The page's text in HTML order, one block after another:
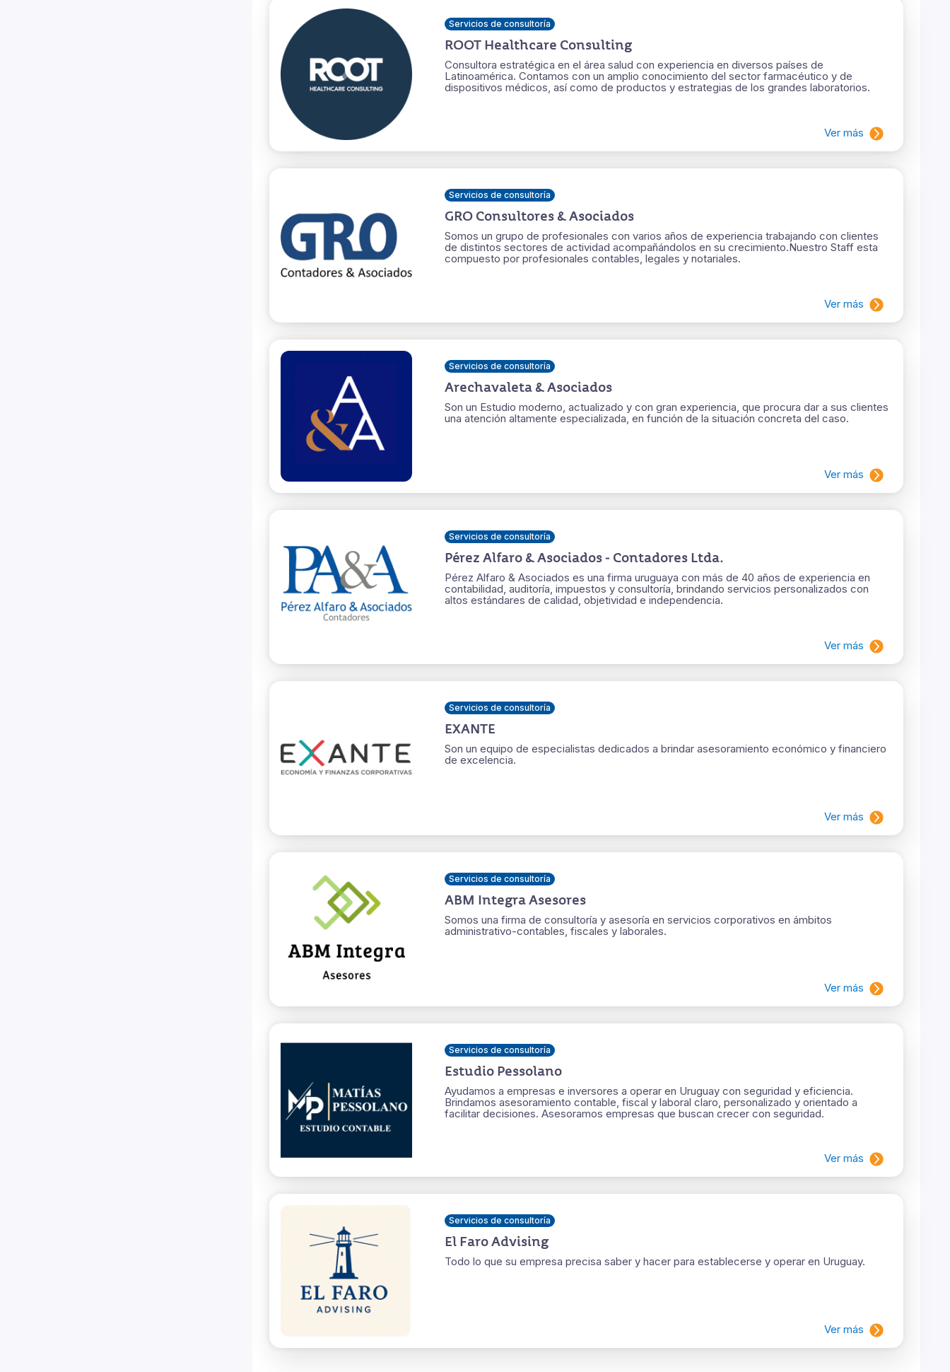
Servicios de consultoría
ROOT Healthcare Consulting
Consultora estratégica en el área salud con experiencia en diversos países de
Latinoamérica. Contamos con un amplio conocimiento del sector farmacéutico y de
dispositivos médicos, así como de productos y estrategias de los grandes laboratorios.
Ver más
Servicios de consultoría
GRO Consultores & Asociados
Somos un grupo de profesionales con varios años de experiencia trabajando con clientes
de distintos sectores de actividad acompañándolos en su crecimiento. ​Nuestro Staff esta
compuesto por profesionales contables, legales y notariales.
Ver más
Servicios de consultoría
Arechavaleta & Asociados
Son un Estudio moderno, actualizado y con gran experiencia, que procura dar a sus clientes
una atención altamente especializada, en función de la situación concreta del caso.
Ver más
Servicios de consultoría
Pérez Alfaro & Asociados - Contadores Ltda.
Pérez Alfaro & Asociados es una firma uruguaya con más de 40 años de experiencia en
contabilidad, auditoría, impuestos y consultoría, brindando servicios personalizados con
altos estándares de calidad, objetividad e independencia.
Ver más
Servicios de consultoría
EXANTE
Son un equipo de especialistas dedicados a brindar asesoramiento económico y financiero
de excelencia.
Ver más
Servicios de consultoría
ABM Integra Asesores
Somos una firma de consultoría y asesoría en servicios corporativos en ámbitos
administrativo-contables, fiscales y laborales.
Ver más
Servicios de consultoría
Estudio Pessolano
Ayudamos a empresas e inversores a operar en Uruguay con seguridad y eficiencia.
Brindamos asesoramiento contable, fiscal y laboral claro, personalizado y orientado a
facilitar decisiones. Asesoramos empresas que buscan crecer con seguridad.
Ver más
Servicios de consultoría
El Faro Advising
Todo lo que su empresa precisa saber y hacer para establecerse y operar en Uruguay.
Ver más